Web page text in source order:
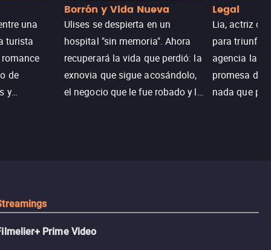
una
turista
de
y
Borrón y Vida Nueva
Ulises se despierta en un
hospital "sin memoria". Ahora
recuperará la vida que perdió: la
exnovia que sigue acosándolo,
el negocio que le fue robado y la
Legal
Lia, actriz
para triunfar
agencia la
promesa de
nada que
Prime Video